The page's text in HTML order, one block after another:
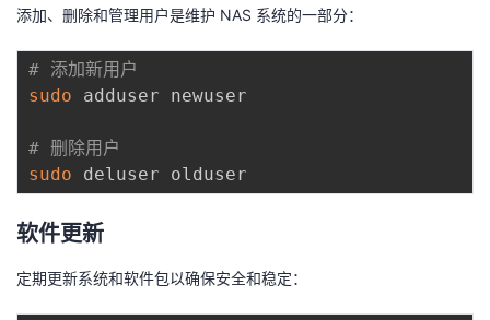
添加、删除和管理用户是维护 NAS 系统的一部分：
# 添加新用户
sudo adduser newuser
# 删除用户
sudo
软件更新
定期更新系统和软件包以确保安全和稳定：